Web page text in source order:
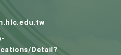
Detail?